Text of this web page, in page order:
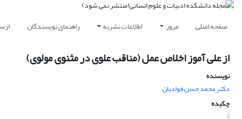
صفحه اصلی مرور اطلاعات نشریه راهنمای نویسندگان
از علی آموز اخلاص عمل (مناقب علوی در مثنوی مولوی)
نویسنده
دکتر محمد حسن فوادیان
چکیده